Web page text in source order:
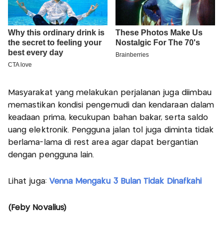
Masyarakat yang melakukan perjalanan juga diimbau
memastikan kondisi pengemudi dan kendaraan dalam
keadaan prima, kecukupan bahan bakar, serta saldo
uang elektronik. Pengguna jalan tol juga diminta tidak
berlama-lama di rest area agar dapat bergantian
dengan pengguna lain.
Lihat juga: Venna Mengaku 3 Bulan Tidak Dinafkahi
(Feby Novalius)